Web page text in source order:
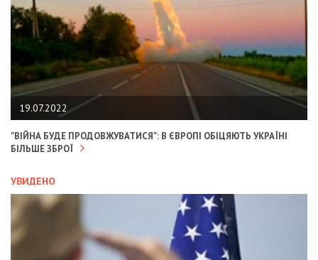
19.07.2022
"ВІЙНА БУДЕ ПРОДОВЖУВАТИСЯ": В ЄВРОПІ ОБІЦЯЮТЬ УКРАЇНІ
БІЛЬШЕ ЗБРОЇ
УВИДЕНО